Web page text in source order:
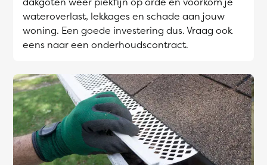
wateroverlast, lekkages en schade aan jouw
woning. Een goede investering dus. Vraag ook
eens naar een onderhoudscontract.